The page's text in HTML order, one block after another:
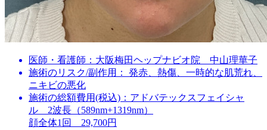
医師・看護師： 大阪梅田ヘップナビオ院 中山理華子
施術のリスク/副作用：
発赤、熱傷、一時的な肌荒れ、
ニキビの悪化
施術の総額費用(税込)： アドバテックスフェイシャ
ル 2波長（589nm+1319nm）
顔全体1回 29,700円